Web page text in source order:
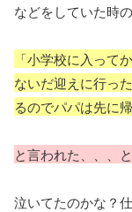
などをしていた時の
「小学校に入って
ないだ迎えに行っ
るのでパパは先に帰
と言われた、、、
泣いてたのかな？